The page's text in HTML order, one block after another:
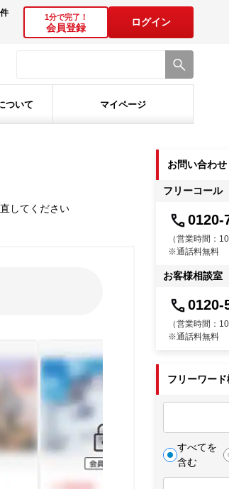
1分で完了！
会員登録
ログイン
ついて マイページ
してください
お問い合わせ
フリーコール
0120-
（営業時間：
※通話料無料
お客様相談室
0120-
（営業時間：
※通話料無料
フリーワー
すべてを
含む